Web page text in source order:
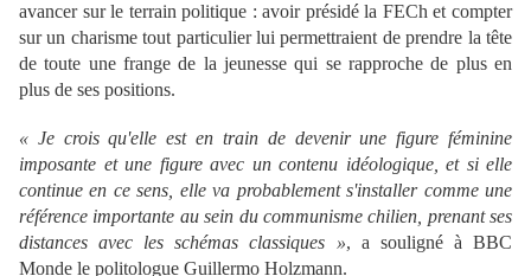
avancer sur le terrain politique : avoir présidé la FECh et compter
sur un charisme tout particulier lui permettraient de prendre la tête
de toute une frange de la jeunesse qui se rapproche de plus en
plus de ses positions.
« Je crois qu'elle est en train de devenir une figure féminine
imposante et une figure avec un contenu idéologique, et si elle
continue en ce sens, elle va probablement s'installer comme une
référence importante au sein du communisme chilien, prenant ses
distances avec les schémas classiques », a souligné à BBC
Monde le politologue Guillermo Holzmann.